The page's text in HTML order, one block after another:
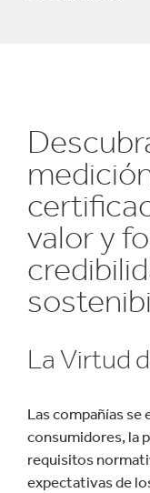
valor y
La Virtud
Las compañías se
consumidores, la
requisitos
expectativas de